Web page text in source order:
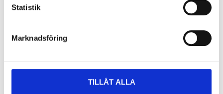
Statistik
Marknadsföring
TILLÅT ALLA